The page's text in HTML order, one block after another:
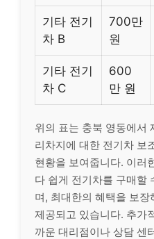
기타 전기
차 B
700만
원
기타 전기
차 C
600
만 원
위의 표는 충북 영동에
리차지에 대한 전기차 보
현황을 보여줍니다. 이러
다 쉽게 전기차를 구매할
며, 최대한의 혜택을 보
제공되고 있습니다. 추가
까운 대리점이나 상담 센